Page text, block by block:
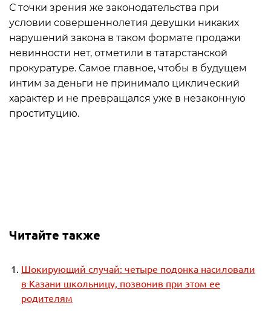
С точки зрения же законодательства при
условии совершеннолетия девушки никаких
нарушений закона в таком формате продажи
невинности нет, отметили в татарстанской
прокуратуре. Самое главное, чтобы в будущем
интим за деньги не принимало циклический
характер и не превращался уже в незаконную
проституцию.
Читайте также
Шокирующий случай: четыре подонка насиловали
в Казани школьницу, позвонив при этом ее
родителям